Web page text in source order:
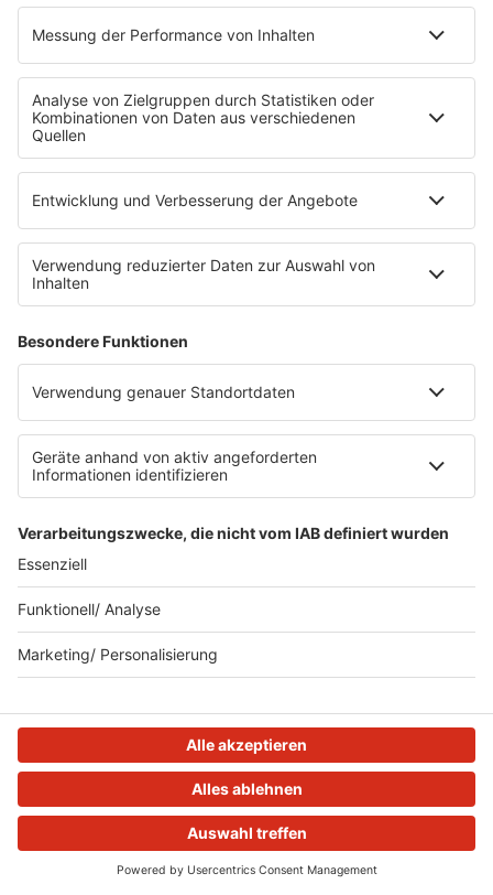
HOME STREAMS MENÜ
schaut euch hier um, greift zum Hörer oder
schreibt uns eine Mail.
MEHR LESEN
WEIHNACHTEN BEI NEUES VON DER
MÄRCHENKÜSTE!
Frank Bremser präsentiert den R.SH-
Märchenpodcast - richtig lustig und im Schnack
Weihnachtsfolgen auf einen Blick!